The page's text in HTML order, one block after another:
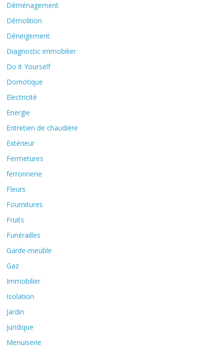
Déménagement
Démolition
Déneigement
Diagnostic immobilier
Do it Yourself
Domotique
Electricité
Energie
Entretien de chaudière
Extérieur
Fermetures
ferronnerie
Fleurs
Fournitures
Fruits
Funérailles
Garde-meuble
Gaz
Immobilier
Isolation
Jardin
Juridique
Menuiserie